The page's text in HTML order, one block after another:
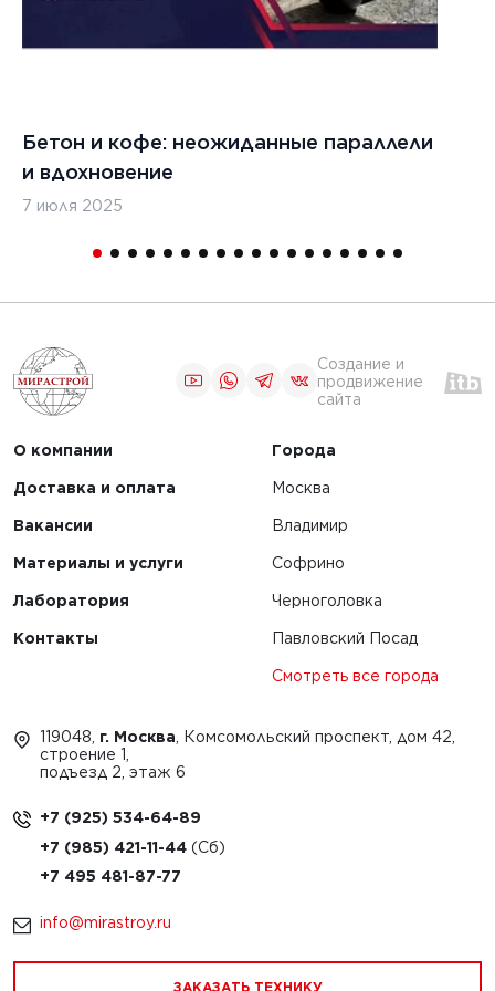
специализированных
объектов, таких
Бетон и кофе: неожиданные параллели
и вдохновение
7 июля 2025
Создание и
продвижение
сайта
О компании
Доставка и оплата
Вакансии
Материалы и услуги
Лаборатория
Контакты
Города
Москва
Владимир
Софрино
Черноголовка
Павловский Посад
Смотреть все города
119048, г. Москва , Комсомольский проспект, дом 42,
строение 1,
подъезд 2, этаж 6
+7 (925) 534-64-89
+7 (985) 421-11-44
+7 495 481-87-77
info@mirastroy.ru
ЗАКАЗАТЬ ТЕХНИКУ